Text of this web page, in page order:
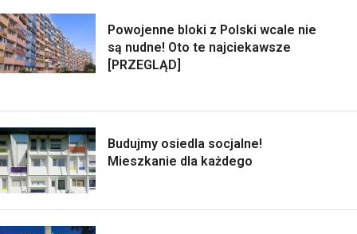
Powojenne bloki z Polski wcale nie
są nudne! Oto te najciekawsze
[PRZEGLĄD]
Budujmy osiedla socjalne!
Mieszkanie dla każdego